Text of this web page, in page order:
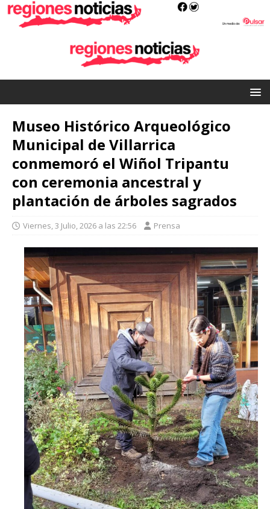
Museo Histórico Arqueológico
Municipal de Villarrica
conmemoró el Wiñol Tripantu
con ceremonia ancestral y
plantación de árboles sagrados
Viernes, 3 Julio, 2026 a las 22:56 Prensa